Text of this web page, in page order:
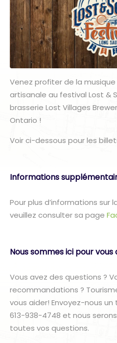
Venez profiter de la
artisanale au festival Lost &
brasserie Lost Villages
Ontario !
Voir ci-dessous pour les
Informations
Pour plus d’informations sur
veuillez consulter sa page
Nous sommes ici pour vous
Vous avez des questions ?
recommandations ?
vous aider! Envoyez-nous
613-938-4748 et nous
toutes vos questions.